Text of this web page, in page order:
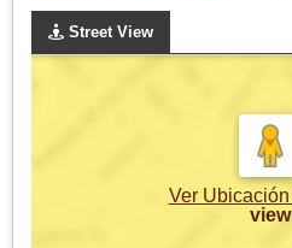
Street View
Ver Ubicación
view